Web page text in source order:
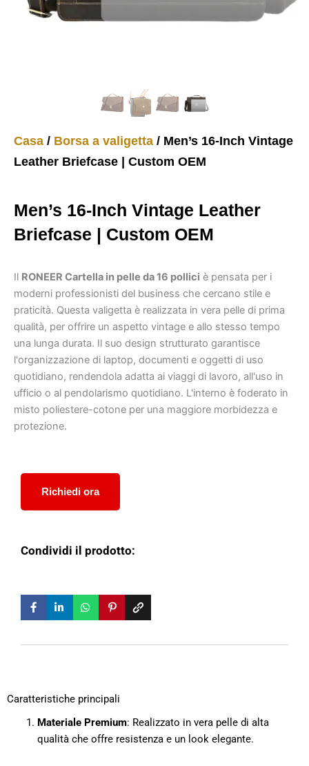
Casa / Borsa a valigetta / Men’s 16-Inch Vintage
Leather Briefcase | Custom OEM
Men’s 16-Inch Vintage Leather
Briefcase | Custom OEM
Il RONEER Cartella in pelle da 16 pollici è pensata per i
moderni professionisti del business che cercano stile e
praticità. Questa valigetta è realizzata in vera pelle di prima
qualità, per offrire un aspetto vintage e allo stesso tempo
una lunga durata. Il suo design strutturato garantisce
l'organizzazione di laptop, documenti e oggetti di uso
quotidiano, rendendola adatta ai viaggi di lavoro, all'uso in
ufficio o al pendolarismo quotidiano. L'interno è foderato in
misto poliestere-cotone per una maggiore morbidezza e
protezione.
Richiedi ora
Condividi il prodotto:
Caratteristiche principali
Materiale Premium: Realizzato in vera pelle di alta
qualità che offre resistenza e un look elegante.